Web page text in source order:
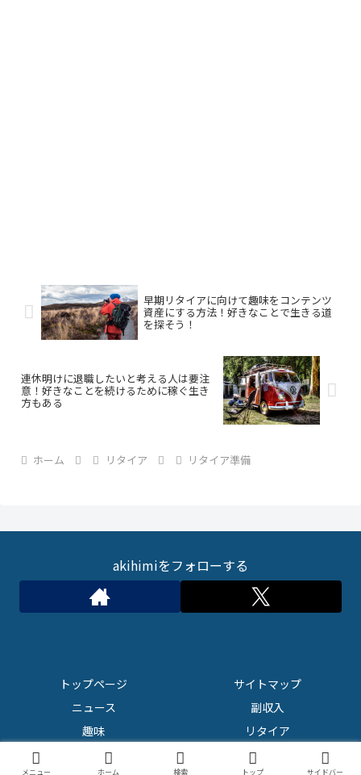
早期リタイアに向けて趣味をコンテンツ
資産にする方法！好きなことで生きる道
を探そう！
連休明けに退職したいと考える人は要注
意！好きなことを続けるために稼ぐ生き
方もある
ホーム リタイア リタイア準備
akihimiをフォローする
トップページ
サイトマップ
ニュース
副収入
趣味
リタイア
Copyright © 2018 俺の東京リタイア生活 All Rights Reserved.
メニュー ホーム 検索 トップ サイドバー